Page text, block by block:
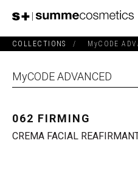
COLLECTIONS / MyCODE
MyCODE ADVANCED
062 FIRMING
CREMA FACIAL